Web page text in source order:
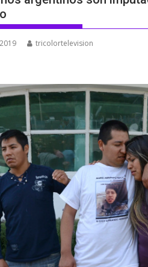
tricolortelevision